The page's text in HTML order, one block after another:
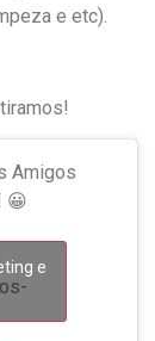
e etc).
Amigos
😀
e